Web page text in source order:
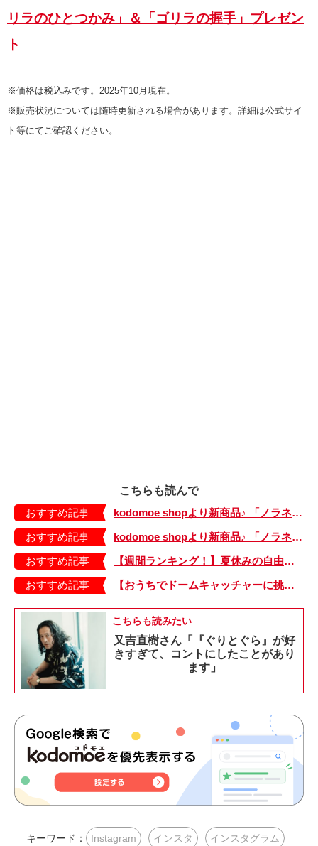
リラのひとつかみ」＆「ゴリラの握手」プレゼン
ト
※価格は税込みです。2025年10月現在。
※販売状況については随時更新される場合があります。詳細は公式サイ
ト等にてご確認ください。
こちらも読んで
おすすめ記事
kodomoe shopより新商品♪ 「ノラネコぐんだん」耐熱マグ3種が登場！
おすすめ記事
kodomoe shopより新商品♪ 「ノラネコぐんだん」なりきり帽子（大、小）が登場！
おすすめ記事
【週間ランキング！】夏休みの自由研究記事がランクイン！ kodomoe web 7月12日～18日の週間TOP5★
おすすめ記事
【おうちでドームキャッチャーに挑戦だ】アンパンマン わくわくドームキャッチャー
こちらも読みたい
又吉直樹さん「『ぐりとぐら』が好
きすぎて、コントにしたことがあり
ます」
キーワード： Instagram インスタ インスタグラム